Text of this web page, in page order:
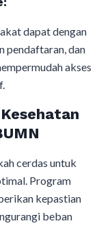
dapat dengan
pendaftaran, dan
akses
cerdas untuk
Program
kepastian
beban